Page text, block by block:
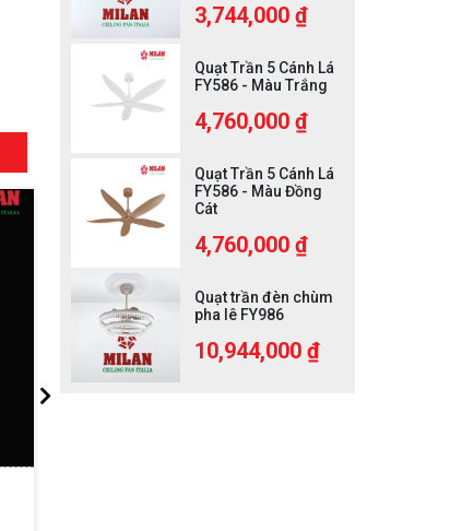
3,744,000 ₫
Quạt Trần 5 Cánh Lá
FY586 - Màu Trắng
4,760,000 ₫
Quạt Trần 5 Cánh Lá
FY586 - Màu Đồng
Cát
4,760,000 ₫
Quạt trần đèn chùm
pha lê FY986
10,944,000 ₫